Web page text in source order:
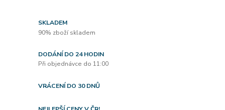
SKLADEM
90% zboží skladem
DODÁNÍ DO 24 HODIN
Při objednávce do 11:00
VRÁCENÍ DO 30 DNŮ